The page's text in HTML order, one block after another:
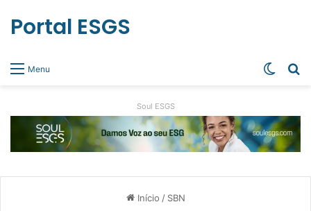
Menu
Portal ESGS
Soul ESGS
Início / SBN